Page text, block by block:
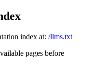
index at: /llms.txt
pages before